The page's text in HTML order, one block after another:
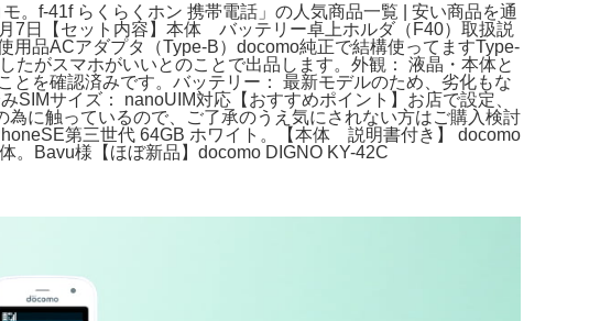
。f-41f らくらくホン 携帯電話」の人気商品一覧 | 安い商品を通
7日​【セット内容】本体 バッテリー​卓上ホルダ（F40）​取扱説
​ACアダプタ（Type-B）docomo純正で結構使ってますType-
がスマホがいいとのことで出品します。​外観： 液晶・本体と
を確認済みです。​バッテリー： 最新モデルのため、劣化もな
サイズ： nanoUIM対応​【おすすめポイント】お店で設定、
に触っているので、ご了承のうえ気にされない方はご購入検討
第三世代 64GB ホワイト。【本体 説明書付き】 docomo
Bavu様【ほぼ新品】docomo DIGNO KY-42C